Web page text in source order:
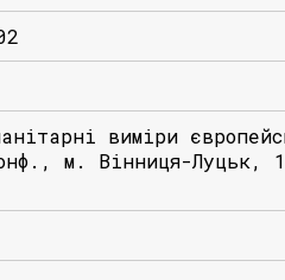
виміри
м. Вінниця-Луцьк,